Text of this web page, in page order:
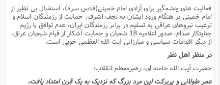
فعالیت هاى چشمگیر براى آزادى امام خمینى(قدس سره)، استقبال بى نظیر از
امام خمینى در هنگام ورود ایشان به نجف اشرف، حمایت از رزمندگان اسلام و
ترغیب نیروهاى عراقى به تسلیم در برابر رزمندگان ایران، عدم توافق با رژیم
جنایتکار صدام، صدور اعلامیه 18 شعبان و حمایت آشکار از قیام شیعیان عراق،
از دیگر اقدامات سیاسى و مبارزاتى آیت الله العظمى خویى است.
در منظر اهل نظر
حضرت آیت الله خامنه اى، رهبرمعظم انقلاب:
عمر طولانى و پربرکت این مرد بزرگ که نزدیک به یک قرن امتداد یافت،